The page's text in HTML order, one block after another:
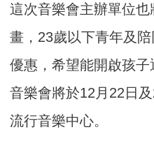
這次音樂會主辦單位
畫，23歲以下青年及
優惠，希望能開啟孩子
音樂會將於12月22日
流行音樂中心。